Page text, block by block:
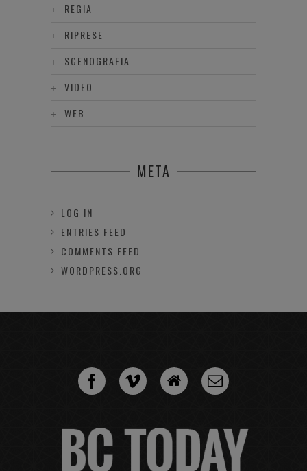
REGIA
RIPRESE
SCENOGRAFIA
VIDEO
WEB
META
LOG IN
ENTRIES FEED
COMMENTS FEED
WORDPRESS.ORG